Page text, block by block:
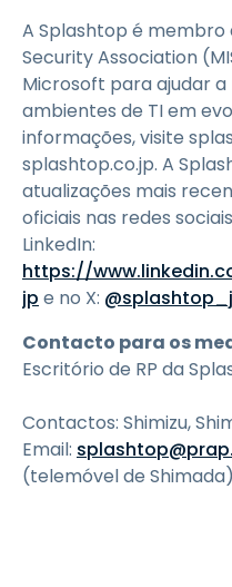
A Splashtop é
Security Association
Microsoft para ajudar
ambientes de TI em
informações, visite
splashtop.co.jp. A
atualizações mais
oficiais nas redes
LinkedIn:
https://
jp e no X:
Contacto para os
Escritório de RP da
Contactos: Shimizu,
Email:
(telemóvel de Shimada)